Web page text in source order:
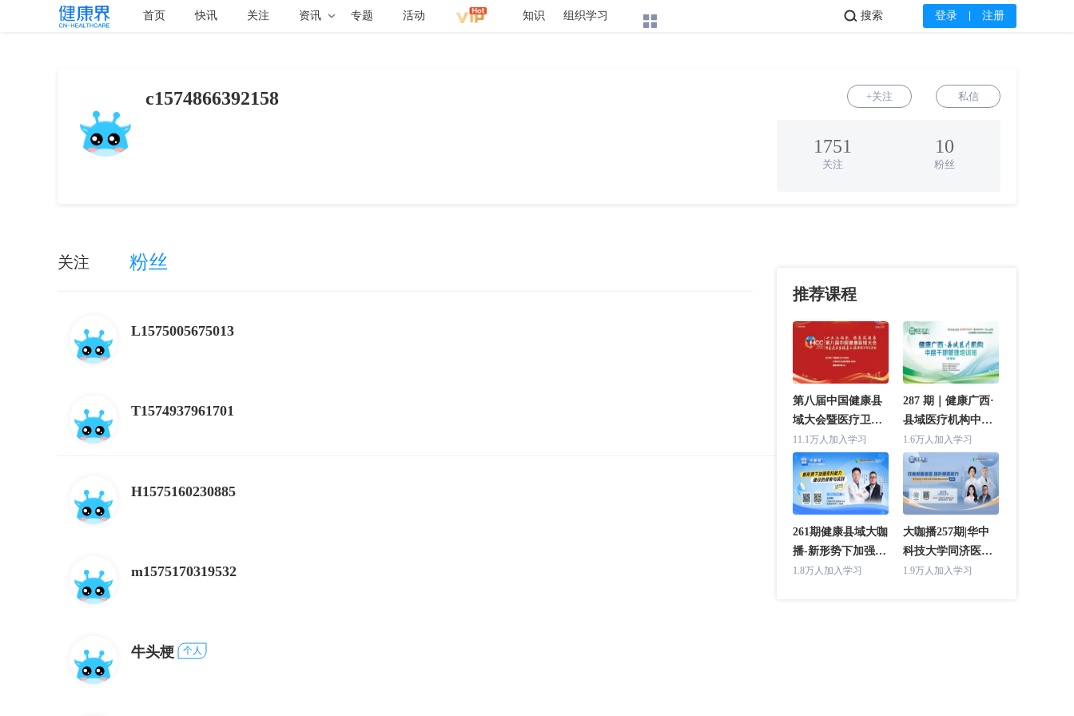
首页 快讯 关注 资讯 专题 活动 知识 组织学习 登录 注册
搜索
c1574866392158 +关注 私信
1751
关注
10
粉丝
关注 粉丝
L1575005675013
T1574937961701
H1575160230885
m1575170319532
牛头梗 个人
推荐课程
第八届中国健康县
域大会暨医疗卫生
强基工程推进工作
交流会 主论坛
11.1万人加入学习
287 期｜健康广西·
县域医疗机构中层
干部管理培训班(合
浦站)
1.6万人加入学习
261期健康县域大咖
播-新形势下加强专
科能力建设的探索
1.8万人加入学习
大咖播257期|华中
科技大学同济医学
院附属协和医院专
1.9万人加入学习